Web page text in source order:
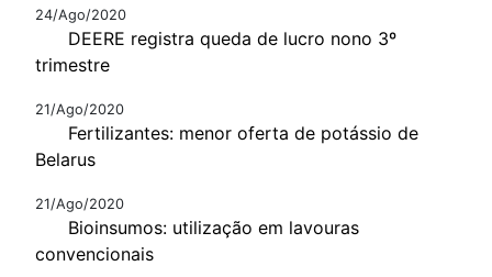
24/Ago/2020
DEERE registra queda de lucro nono 3º
trimestre
21/Ago/2020
Fertilizantes: menor oferta de potássio de
Belarus
21/Ago/2020
Bioinsumos: utilização em lavouras
convencionais